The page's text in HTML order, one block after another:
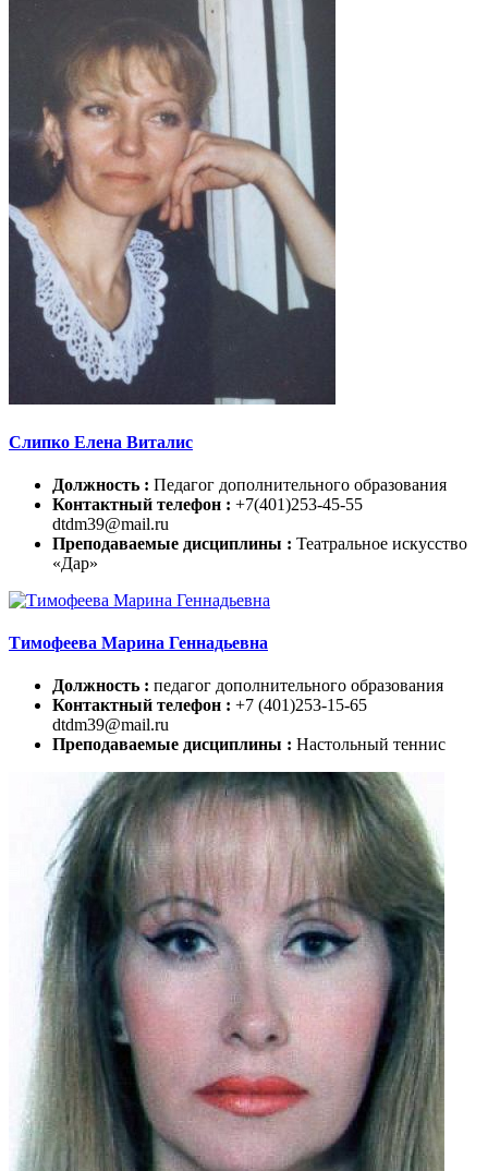
Слипко Елена Виталис
Должность : Педагог дополнительного образования
Контактный телефон : +7(401)253-45-55
dtdm39@mail.ru
Преподаваемые дисциплины : Театральное искусство
«Дар»
Тимофеева Марина Геннадьевна
Должность : педагог дополнительного образования
Контактный телефон : +7 (401)253-15-65
dtdm39@mail.ru
Преподаваемые дисциплины : Настольный теннис